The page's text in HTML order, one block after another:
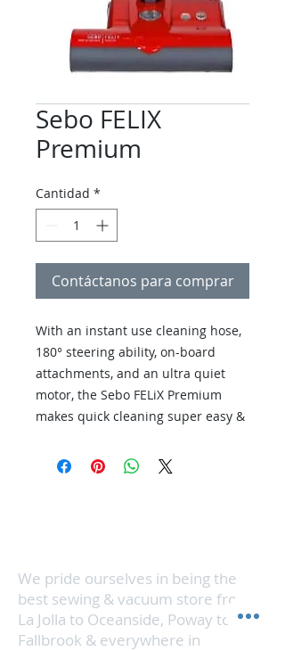
Sebo FELIX
Premium
Cantidad *
Contáctanos para comprar
With an instant use cleaning hose,
180° steering ability, on-board
attachments, and an ultra quiet
motor, the Sebo FELiX Premium
makes quick cleaning super easy &
of a canister vacuum
We pride ourselves in being the
best sewing & vacuum store from
La Jolla to Oceanside, Poway to
Fallbrook & everywhere in